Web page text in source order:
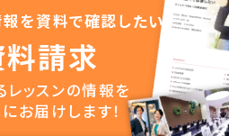
を資料で確認したい
請求
レッスンの情報を
お届けします！